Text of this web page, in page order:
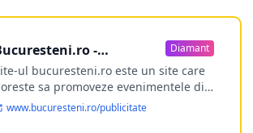
-
online
Diamant
ul bucuresteni.ro este un site care
sa promoveze evenimentele din
si nu numai, sa puna la
dispozitia utilizatorului cea mai
www.bucuresteni.ro/publicitate